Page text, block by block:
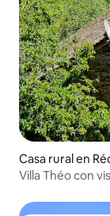
Casa rural en
Villa Théo con